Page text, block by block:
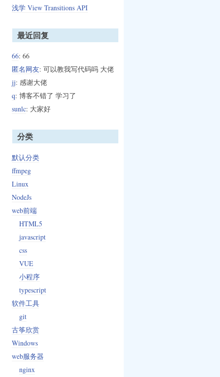
浅学 View Transitions API
最近回复
66: 66
匿名网友: 可以教我写代码吗 大佬
jj: 感谢大佬
q: 博客不错了 学习了
sunlc: 大家好
分类
默认分类
ffmpeg
Linux
NodeJs
web前端
HTML5
javascript
css
VUE
小程序
typescript
软件工具
git
古筝欣赏
Windows
web服务器
nginx